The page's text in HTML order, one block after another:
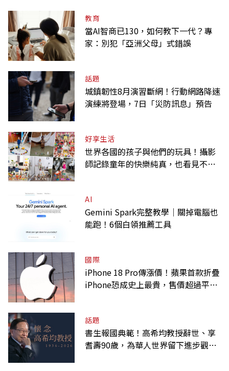
教育
當AI智商已130，如何教下一代？專
家：別犯「亞洲父母」式錯誤
話題
城鎮韌性8月演習斷網！行動網路降速
演練將登場，7日「災防訊息」預告
好享生活
世界各國的孩子與他們的玩具！攝影
師記錄童年的快樂純真，也看見不同
AI
Gemini Spark完整教學｜關掉電腦也
能跑！6個白領推薦工具
國際
iPhone 18 Pro傳漲價！蘋果首款折疊
iPhone恐成史上最貴，售價超過平均
話題
書生報國典範！高希均教授辭世、享
耆壽90歲，為華人世界留下進步觀念